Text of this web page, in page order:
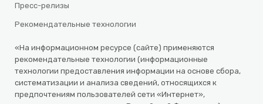
Пресс-релизы
Рекомендательные технологии
«На информационном ресурсе (сайте) применяются
рекомендательные технологии (информационные
технологии предоставления информации на основе сбора,
систематизации и анализа сведений, относящихся к
предпочтениям пользователей сети «Интернет»,